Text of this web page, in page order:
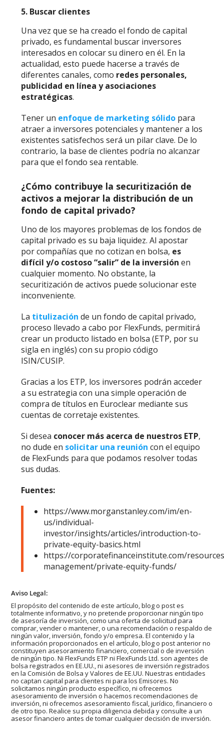
5. Buscar clientes
Una vez que se ha creado el fondo de capital
privado, es fundamental buscar inversores
interesados en colocar su dinero en él. En la
actualidad, esto puede hacerse a través de
diferentes canales, como redes personales,
publicidad en línea y asociaciones
estratégicas.
Tener un enfoque de marketing sólido para
atraer a inversores potenciales y mantener a los
existentes satisfechos será un pilar clave. De lo
contrario, la base de clientes podría no alcanzar
para que el fondo sea rentable.
¿Cómo contribuye la securitización de
activos a mejorar la distribución de un
fondo de capital privado?
Uno de los mayores problemas de los fondos de
capital privado es su baja liquidez. Al apostar
por compañías que no cotizan en bolsa, es
difícil y/o costoso “salir” de la inversión en
cualquier momento. No obstante, la
securitización de activos puede solucionar este
inconveniente.
La titulización de un fondo de capital privado,
proceso llevado a cabo por FlexFunds, permitirá
crear un producto listado en bolsa (ETP, por su
sigla en inglés) con su propio código
ISIN/CUSIP.
Gracias a los ETP, los inversores podrán acceder
a su estrategia con una simple operación de
compra de títulos en Euroclear mediante sus
cuentas de corretaje existentes.
Si desea conocer más acerca de nuestros ETP,
no dude en solicitar una reunión con el equipo
de FlexFunds para que podamos resolver todas
sus dudas.
Fuentes:
https://www.morganstanley.com/im/en-
us/individual-
investor/insights/articles/introduction-to-
private-equity-basics.html
https://corporatefinanceinstitute.com/
management/private-equity-funds/
Aviso Legal:
El propósito del contenido de este artículo, blog o post es
totalmente informativo, y no pretende proporcionar ningún tipo
de asesoría de inversión, como una oferta de solicitud para
comprar, vender o mantener, o una recomendación o respaldo de
ningún valor, inversión, fondo y/o empresa. El contenido y la
información proporcionados en el artículo, blog o post anterior no
constituyen asesoramiento financiero, comercial o de inversión
de ningún tipo. Ni FlexFunds ETP ni FlexFunds Ltd. son agentes de
bolsa registrados en EE.UU., ni asesores de inversión registrados
en la Comisión de Bolsa y Valores de EE.UU. Nuestras entidades
no captan capital para clientes ni para los Emisores. No
solicitamos ningún producto específico, ni ofrecemos
asesoramiento de inversión o hacemos recomendaciones de
inversión, ni ofrecemos asesoramiento fiscal, jurídico, financiero o
de otro tipo. Realice su propia diligencia debida y consulte a un
asesor financiero antes de tomar cualquier decisión de inversión.